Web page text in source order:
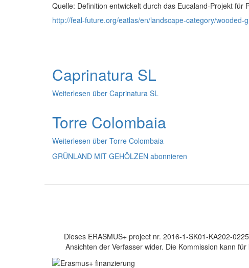
Quelle: Definition entwickelt durch das Eucaland-Projekt für
http://feal-future.org/eatlas/en/landscape-category/wooded-
Caprinatura SL
Weiterlesen über Caprinatura SL
Torre Colombaia
Weiterlesen über Torre Colombaia
GRÜNLAND MIT GEHÖLZEN abonnieren
Dieses ERASMUS+ project nr. 2016-1-SK01-KA202-
Ansichten der Verfasser wider. Die Kommission kann